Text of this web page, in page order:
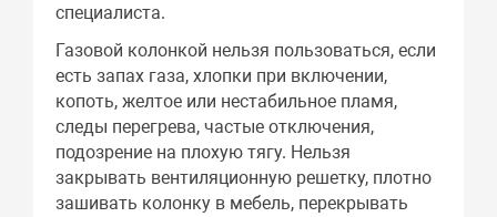
специалиста.
Газовой колонкой нельзя пользоваться, если
есть запах газа, хлопки при включении,
копоть, желтое или нестабильное пламя,
следы перегрева, частые отключения,
подозрение на плохую тягу. Нельзя
закрывать вентиляционную решетку, плотно
зашивать колонку в мебель, перекрывать